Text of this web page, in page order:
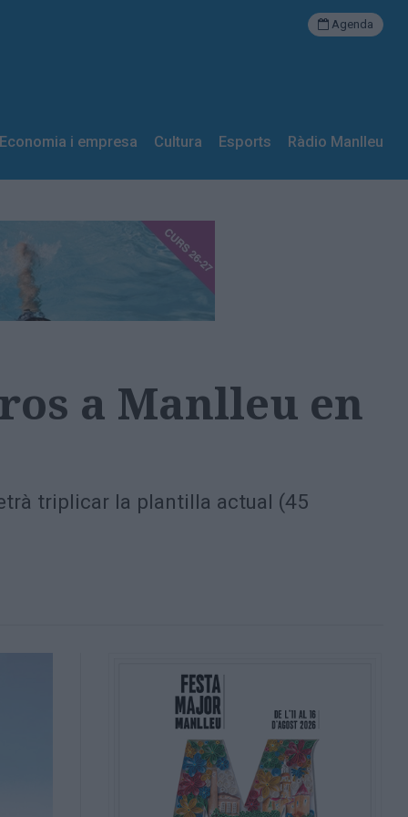
Agenda
Economia i empresa Cultura Esports Ràdio Manlleu
a Manlleu en
triplicar la plantilla actual (45